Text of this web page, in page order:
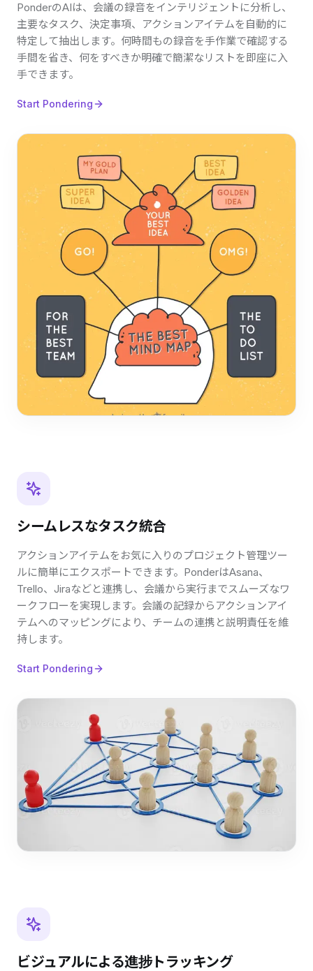
PonderのAIは、会議の録音をインテリジェントに分析し、
主要なタスク、決定事項、アクションアイテムを自動的に
特定して抽出します。何時間もの録音を手作業で確認する
手間を省き、何をすべきか明確で簡潔なリストを即座に入
手できます。
Start Pondering
シームレスなタスク統合
アクションアイテムをお気に入りのプロジェクト管理ツー
ルに簡単にエクスポートできます。PonderはAsana、
Trello、Jiraなどと連携し、会議から実行までスムーズなワ
ークフローを実現します。会議の記録からアクションアイ
テムへのマッピングにより、チームの連携と説明責任を維
持します。
Start Pondering
ビジュアルによる進捗トラッキング